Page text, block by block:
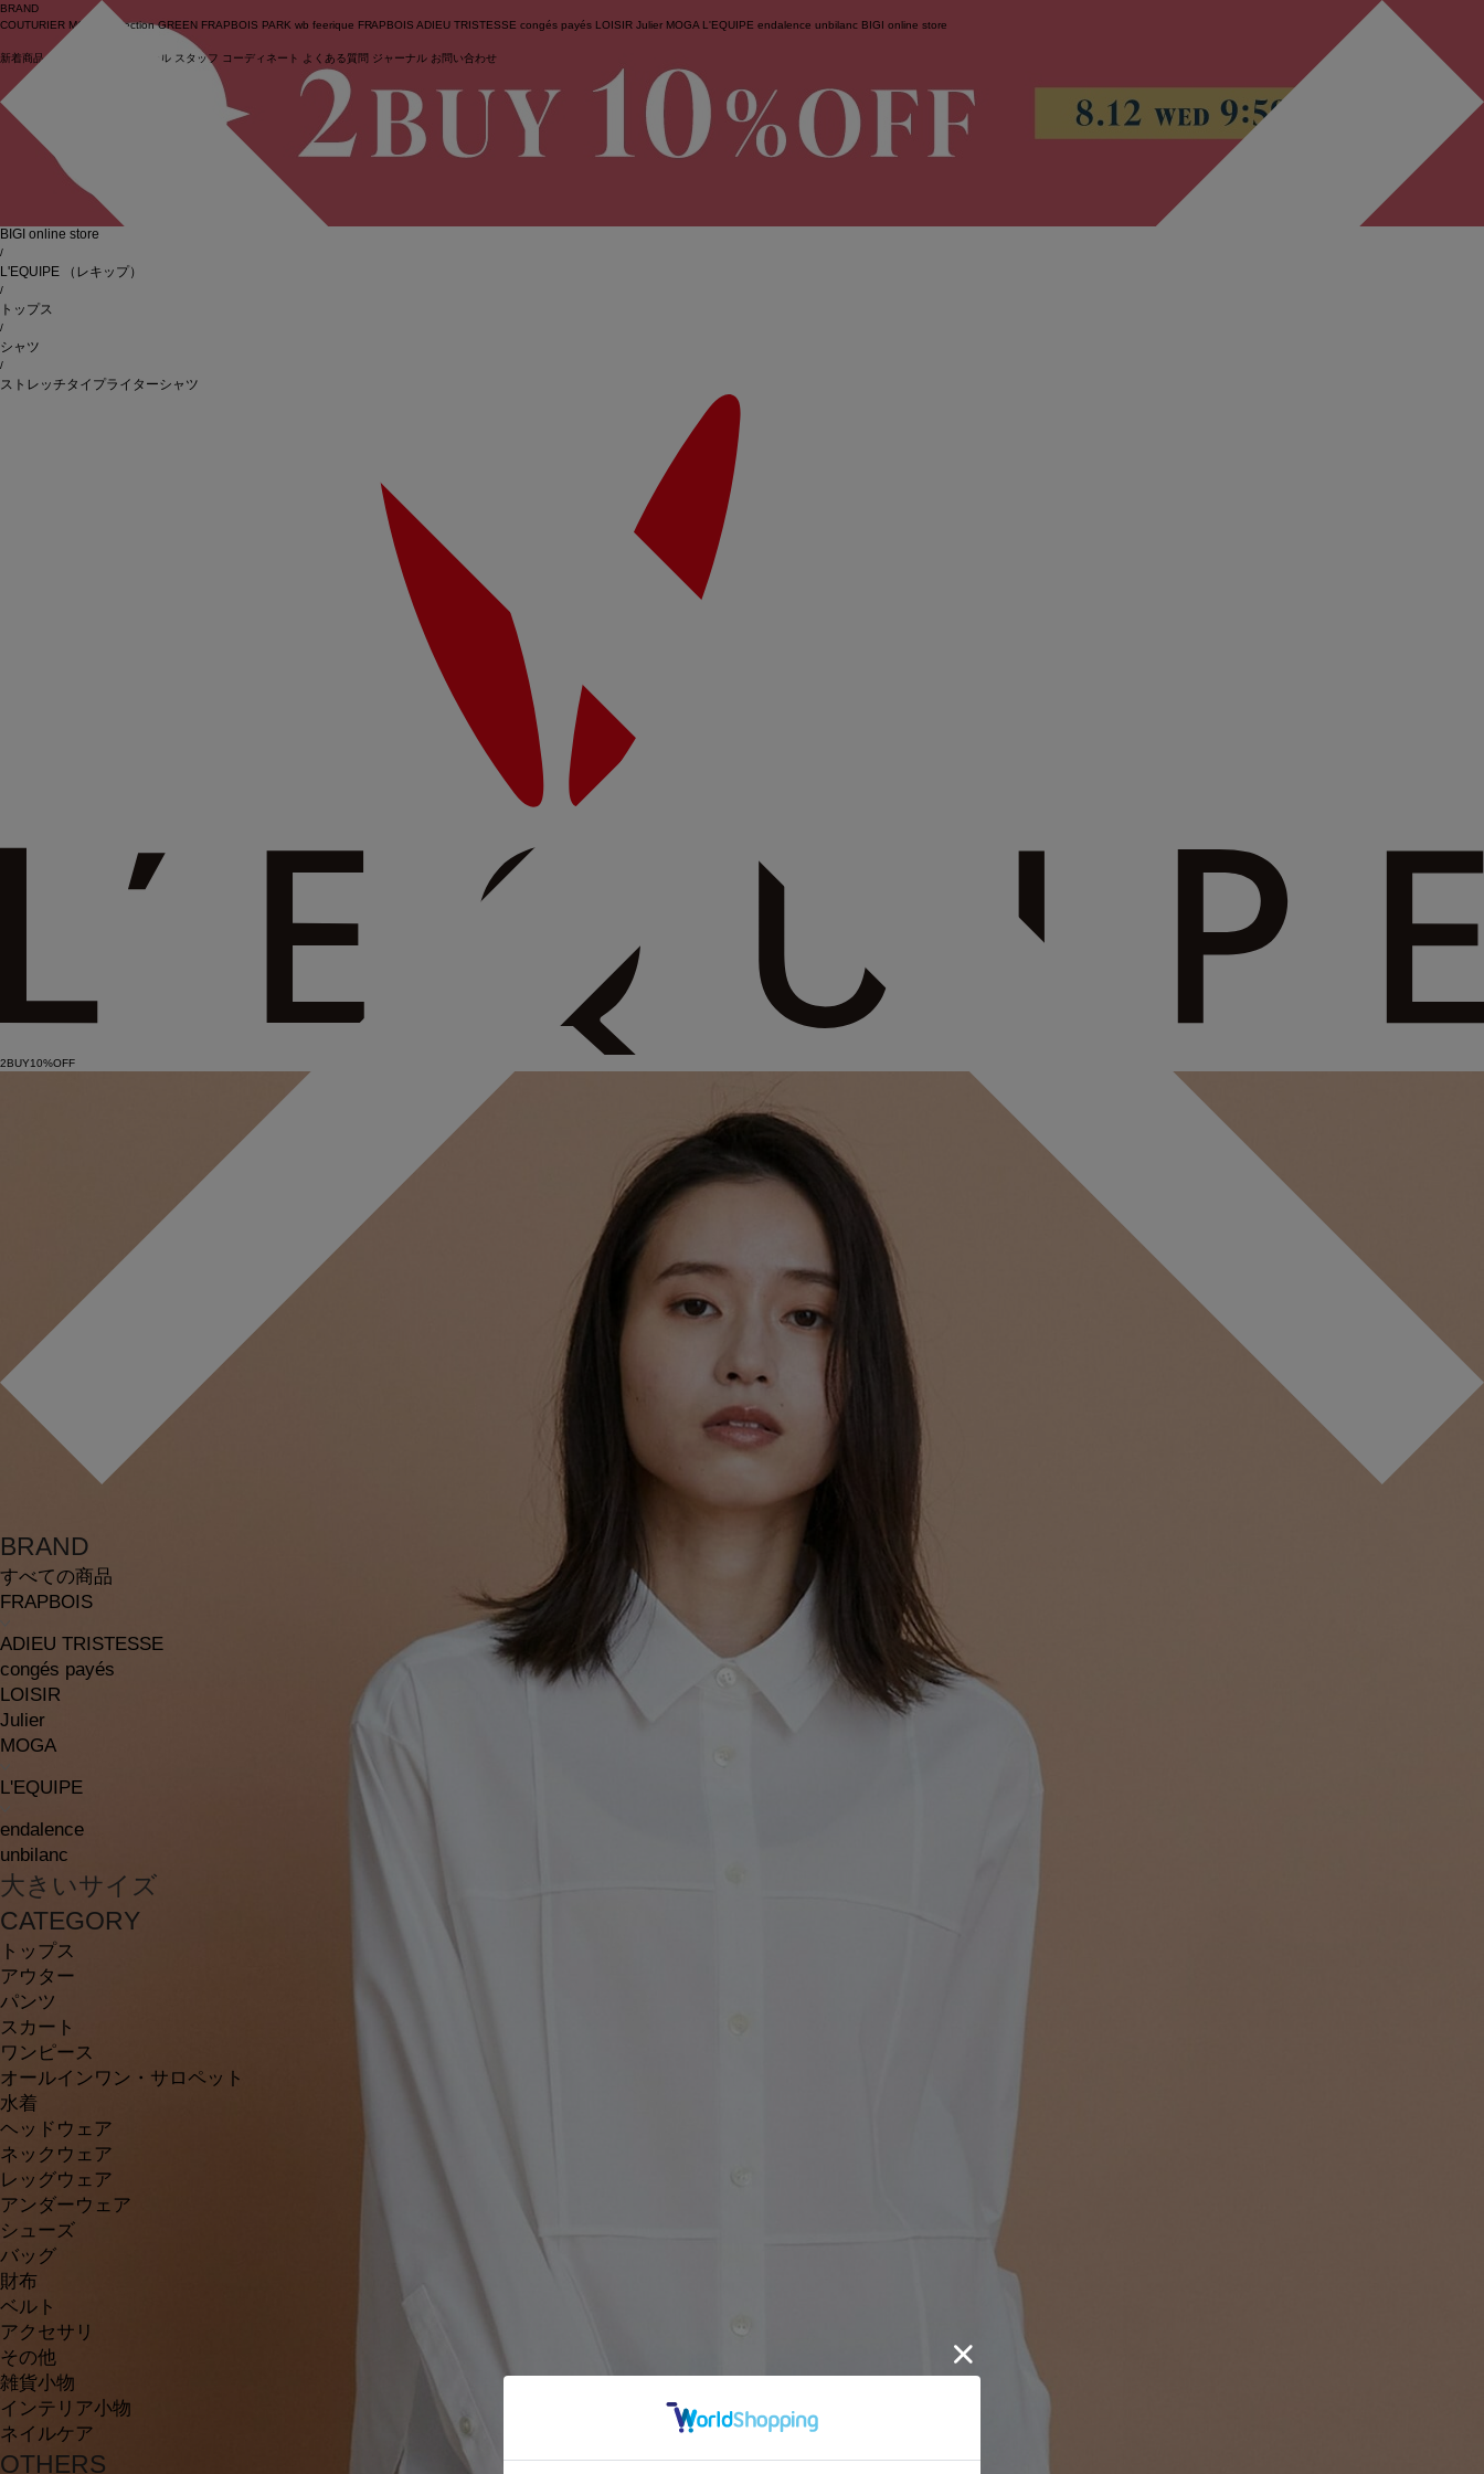
ログイン
BRAND
COUTURIER MOGA Collection GREEN FRAPBOIS PARK wb feerique FRAPBOIS ADIEU TRISTESSE congés payés LOISIR Julier MOGA L'EQUIPE endalence unbilanc BIGI online store
新着商品 (ライブ) セール スタッフ コーディネート よくある質問 ジャーナル お問い合わせ
BRAND
すべての商品
FRAPBOIS
ADIEU TRISTESSE
congés payés
LOISIR
Julier
MOGA
L'EQUIPE
endalence
unbilanc
大きいサイズ
CATEGORY
トップス
アウター
パンツ
スカート
ワンピース
オールインワン・サロペット
水着
ヘッドウェア
ネックウェア
レッグウェア
アンダーウェア
シューズ
バッグ
財布
ベルト
アクセサリ
その他
雑貨小物
インテリア小物
ネイルケア
OTHERS
BIGI online store
/
L'EQUIPE （レキップ）
/
トップス
/
シャツ
/
ストレッチタイプライターシャツ
2BUY10%OFF